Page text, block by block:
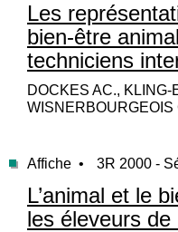
Les
bien-être
techniciens
DOCKES AC., KLING-
WISNERBOURGEOIS
Affiche • 3R 2000 -
L’animal et le
les éleveurs de